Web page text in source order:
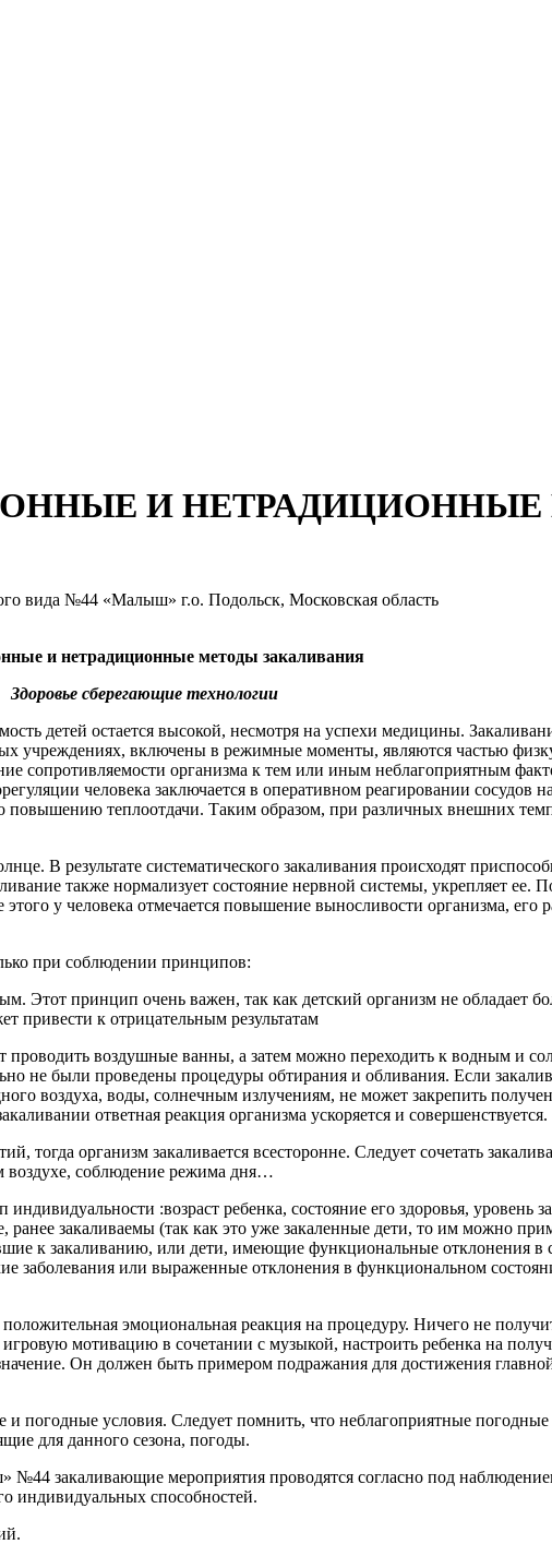
И
вида №44 «Малыш» г.о. Подольск, Московская область
и нетрадиционные методы закаливания
Здоровье сберегающие технологии
детей остается высокой, несмотря на успехи медицины.
учреждениях, включены в режимные моменты, являются частью
сопротивляемости организма к тем или иным неблагоприятным
человека заключается в оперативном реагировании сосудов
теплоотдачи. Таким образом, при различных внешних
В результате систематического закаливания происходят
также нормализует состояние нервной системы, укрепляет ее.
у человека отмечается повышение выносливости организма, его
при соблюдении принципов:
Этот принцип очень важен, так как детский организм не обладает
привести к отрицательным результатам​
проводить воздушные ванны, а затем можно переходить к водным и
не были проведены процедуры обтирания и обливания. Если
воздуха, воды, солнечным излучениям, не может закрепить
ответная реакция организма ускоряется и совершенствуется.
организм закаливается всесторонне. Следует сочетать
воздухе, соблюдение режима дня…
:возраст ребенка, состояние его здоровья, уровень
закаливаемы (так как это уже закаленные дети, то им можно
к закаливанию, или дети, имеющие функциональные отклонения в
или выраженные отклонения в функциональном
эмоциональная реакция на процедуру. Ничего не
мотивацию в сочетании с музыкой, настроить ребенка на
Он должен быть примером подражания для достижения
погодные условия. Следует помнить, что неблагоприятные
для данного сезона, погоды.
закаливающие мероприятия проводятся согласно под
индивидуальных способностей.